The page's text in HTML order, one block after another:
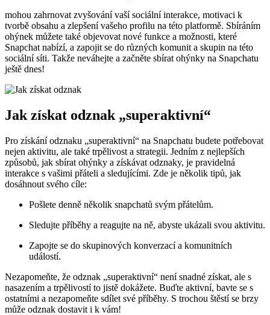
mohou zahrnovat zvyšování vaší sociální interakce, motivaci k
tvorbě obsahu a zlepšení vašeho profilu na této platformě. Sbíráním
ohýnek můžete také objevovat nové funkce a možnosti, které
Snapchat nabízí, a zapojit se do různých komunit a skupin na této
sociální síti. Takže neváhejte a začněte sbírat ohýnky na Snapchatu
ještě dnes!
Jak získat odznak „superaktivní“
Pro získání odznaku „superaktivní“ na Snapchatu budete potřebovat
nejen aktivitu, ale také trpělivost a strategii. Jedním z nejlepších
způsobů, jak sbírat ohýnky a získávat odznaky, je pravidelná
interakce s vašimi přáteli a sledujícími. Zde je několik tipů, jak
dosáhnout svého cíle:
Pošlete denně několik snapchatů svým přátelům.
Sledujte příběhy a reagujte na ně, abyste ukázali svou aktivitu.
Zapojte se do skupinových konverzací a komunitních
událostí.
Nezapomeňte, že odznak „superaktivní“ není snadné získat, ale s
nasazením a trpělivostí to jistě dokážete. Buďte aktivní, bavte se s
ostatními a nezapomeňte sdílet své příběhy. S trochou štěstí se brzy
může odznak dostavit i k vám!